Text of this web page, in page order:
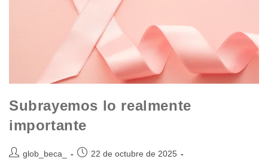
Subrayemos lo realmente
importante
glob_beca_
22 de octubre de 2025